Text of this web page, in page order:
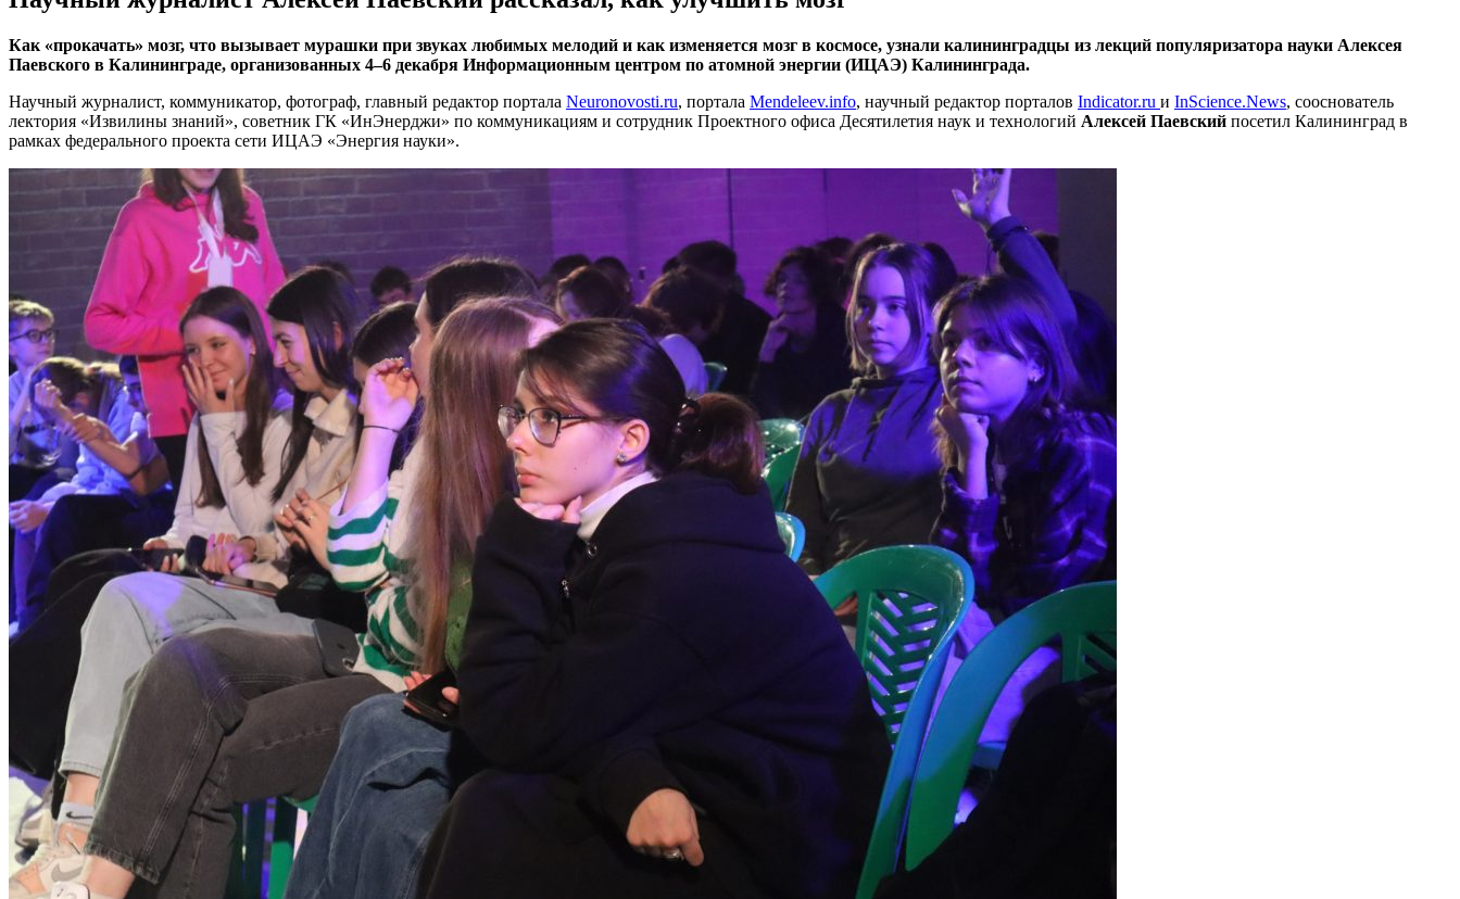
Как «прокачать» мозг, что вызывает мурашки при звуках любимых мелодий и как изменяется мозг в космосе, узнали калининградцы из лекций популяризатора науки Алексея
Паевского в Калининграде, организованных 4–6 декабря Информационным центром по атомной энергии (ИЦАЭ) Калининграда.
Научный журналист, коммуникатор, фотограф, главный редактор портала Neuronovosti.ru, портала Mendeleev.info, научный редактор порталов Indicator.ru и InScience.News, сооснователь
лектория «Извилины знаний», советник ГК «ИнЭнерджи» по коммуникациям и сотрудник Проектного офиса Десятилетия наук и технологий Алексей Паевский посетил Калининград в
рамках федерального проекта сети ИЦАЭ «Энергия науки».